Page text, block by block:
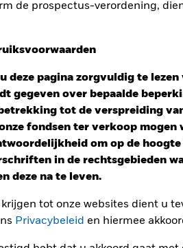
de prospectus-verordening,
deze pagina zorgvuldig te
gegeven over bepaalde
tot de verspreiding
fondsen ter verkoop mogen
om op de
in de rechtsgebieden
deze na te leven.
tot onze websites dient u
Privacybeleid en hiermee